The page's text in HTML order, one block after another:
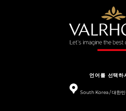
언어를 선택하
South Korea / 대한민